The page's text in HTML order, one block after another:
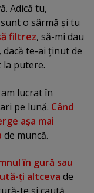
Adică tu,
o sârmă şi tu
filtrez, să-mi dau
dacă te-ai ţinut de
la putere.
lucrat în
pe lună. Când
aşa mai
de muncă.
în gură sau
ţi altceva de